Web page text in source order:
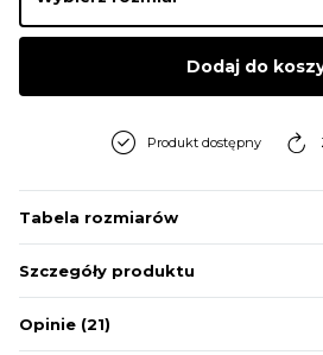
BIELIZNA
Dodaj do
Produkt dostępny
Tabela rozmiarów
Szczegóły produktu
Opinie (21)